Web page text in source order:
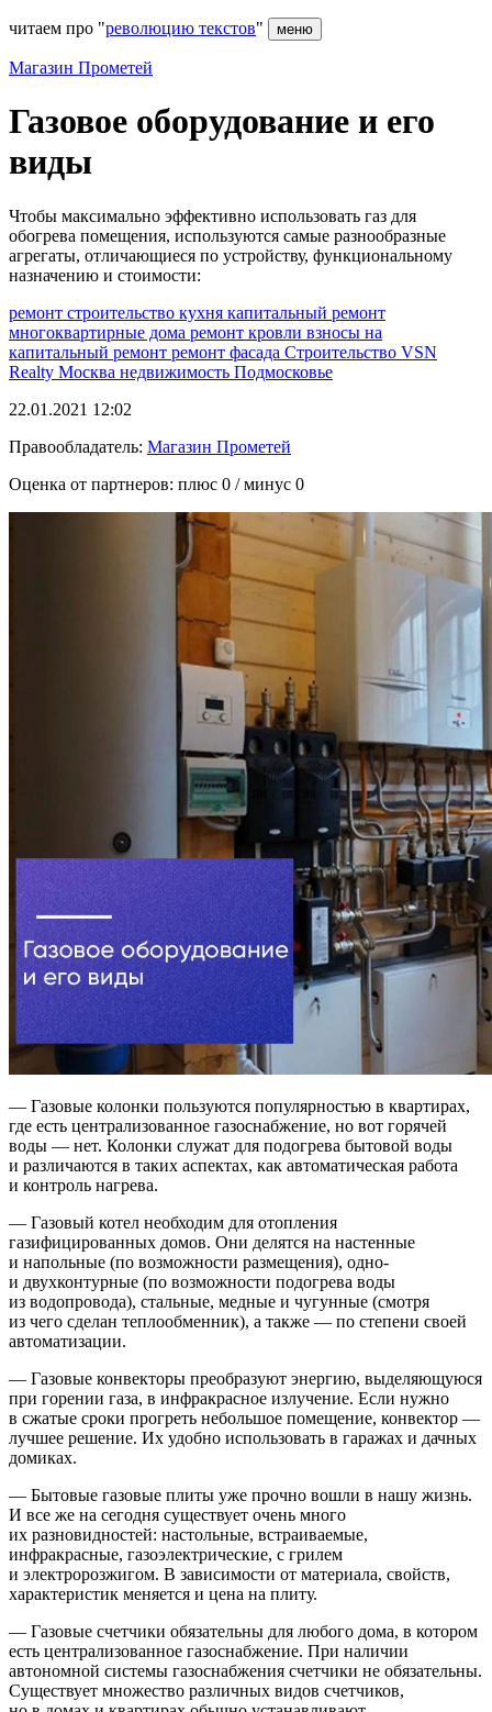
читаем про "революцию текстов" меню
Магазин Прометей
Газовое оборудование и его
виды
Чтобы максимально эффективно использовать газ для
обогрева помещения, используются самые разнообразные
агрегаты, отличающиеся по устройству, функциональному
назначению и стоимости:
ремонт строительство кухня капитальный ремонт
многоквартирные дома ремонт кровли взносы на
капитальный ремонт ремонт фасада Строительство VSN
Realty Москва недвижимость Подмосковье
22.01.2021 12:02
Правообладатель: Магазин Прометей
Оценка от партнеров: плюс 0 / минус 0
— Газовые колонки пользуются популярностью в квартирах,
где есть централизованное газоснабжение, но вот горячей
воды — нет. Колонки служат для подогрева бытовой воды
и различаются в таких аспектах, как автоматическая работа
и контроль нагрева.
— Газовый котел необходим для отопления
газифицированных домов. Они делятся на настенные
и напольные (по возможности размещения), одно-
и двухконтурные (по возможности подогрева воды
из водопровода), стальные, медные и чугунные (смотря
из чего сделан теплообменник), а также — по степени своей
автоматизации.
— Газовые конвекторы преобразуют энергию, выделяющуюся
при горении газа, в инфракрасное излучение. Если нужно
в сжатые сроки прогреть небольшое помещение, конвектор —
лучшее решение. Их удобно использовать в гаражах и дачных
домиках.
— Бытовые газовые плиты уже прочно вошли в нашу жизнь.
И все же на сегодня существует очень много
их разновидностей: настольные, встраиваемые,
инфракрасные, газоэлектрические, с грилем
и электророзжигом. В зависимости от материала, свойств,
характеристик меняется и цена на плиту.
— Газовые счетчики обязательны для любого дома, в котором
есть централизованное газоснабжение. При наличии
автономной системы газоснабжения счетчики не обязательны.
Существует множество различных видов счетчиков,